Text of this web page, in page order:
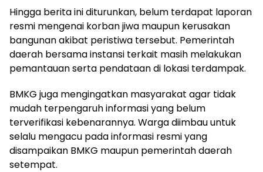
Hingga berita ini diturunkan, belum terdapat laporan
resmi mengenai korban jiwa maupun kerusakan
bangunan akibat peristiwa tersebut. Pemerintah
daerah bersama instansi terkait masih melakukan
pemantauan serta pendataan di lokasi terdampak.
BMKG juga mengingatkan masyarakat agar tidak
mudah terpengaruh informasi yang belum
terverifikasi kebenarannya. Warga diimbau untuk
selalu mengacu pada informasi resmi yang
disampaikan BMKG maupun pemerintah daerah
setempat.